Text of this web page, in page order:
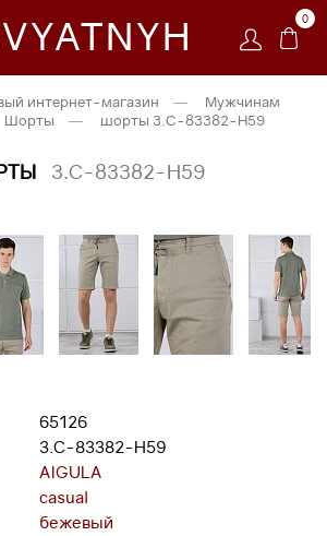
0
интернет-магазин —
Мужчинам
Шорты — шорты 3.C-83382-H59
3.C-83382-H59
65126
3.C-83382-H59
AIGULA
casual
бежевый